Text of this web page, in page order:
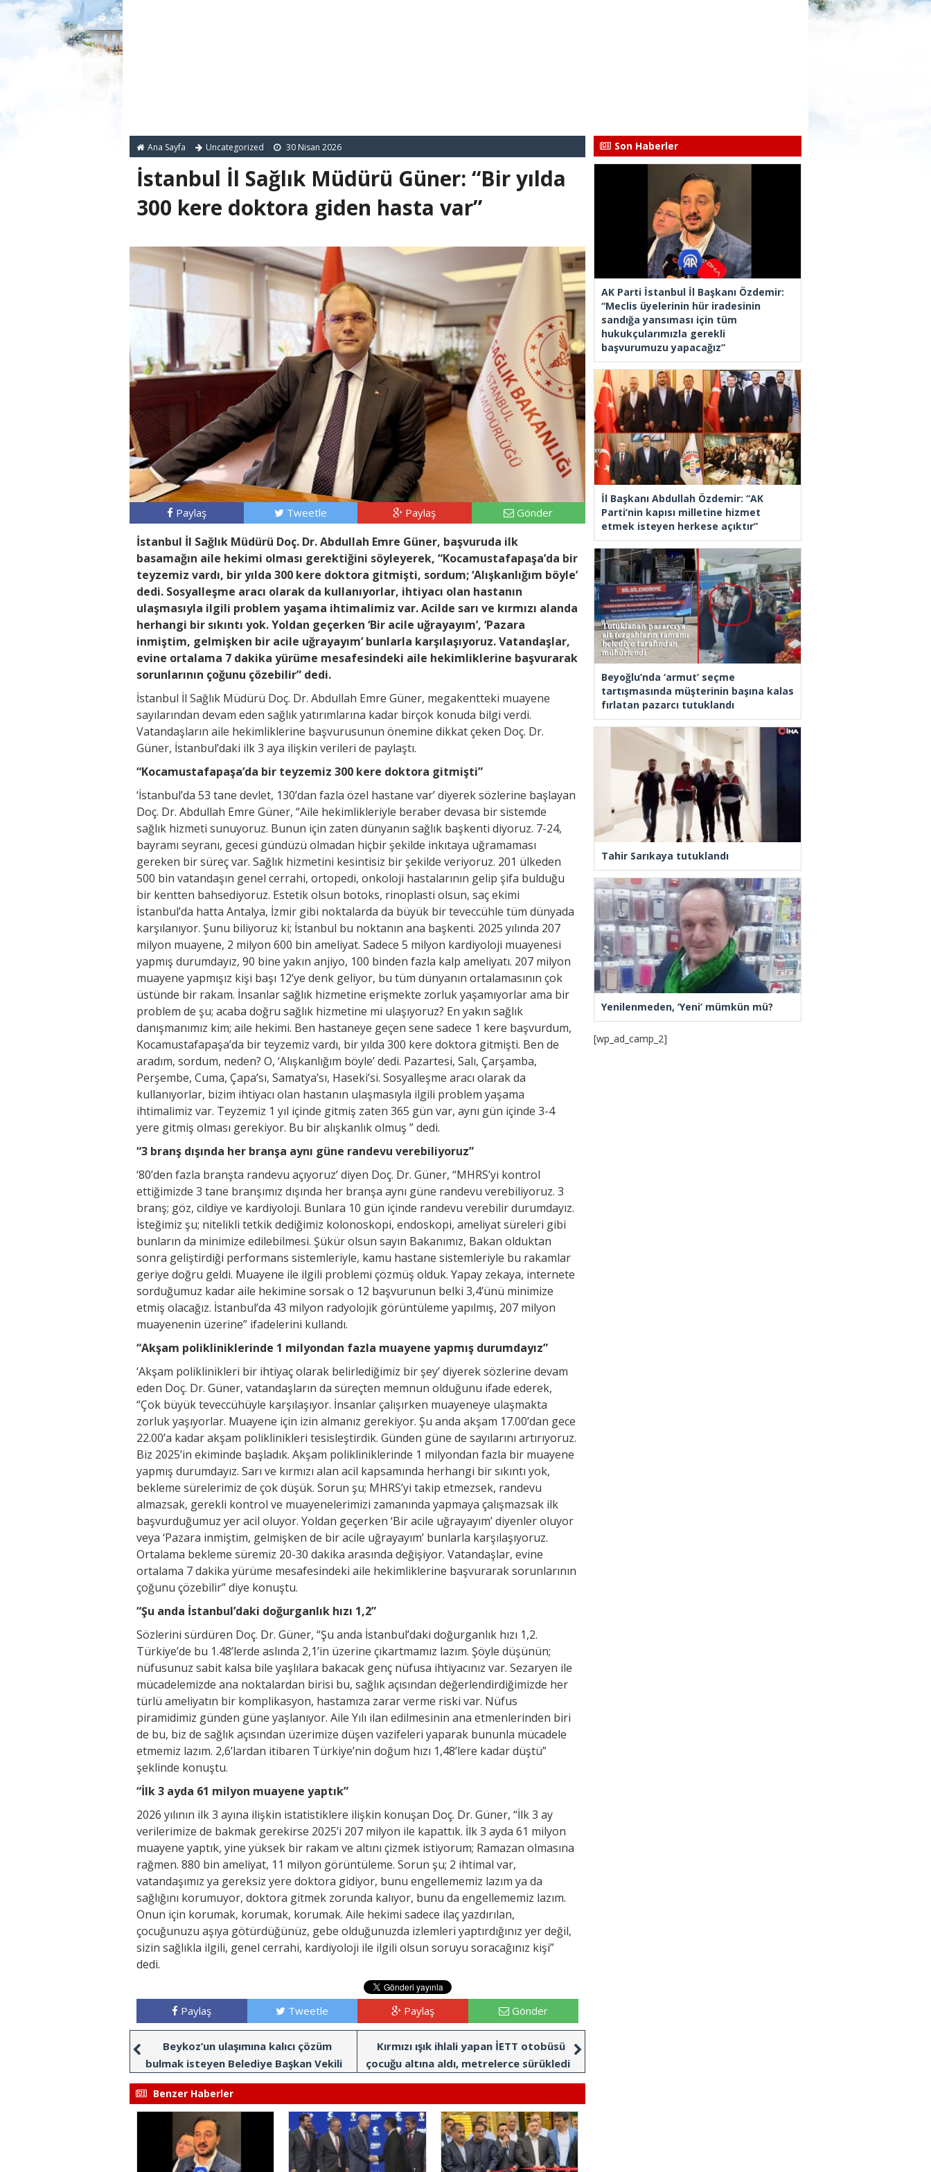
Ana Sayfa Uncategorized 30 Nisan 2026
İstanbul İl Sağlık Müdürü Güner: “Bir yılda
300 kere doktora giden hasta var”
Paylaş Tweetle Paylaş Gönder
İstanbul İl Sağlık Müdürü Doç. Dr. Abdullah Emre Güner, başvuruda ilk
basamağın aile hekimi olması gerektiğini söyleyerek, “Kocamustafapaşa’da bir
teyzemiz vardı, bir yılda 300 kere doktora gitmişti, sordum; ‘Alışkanlığım böyle’
dedi. Sosyalleşme aracı olarak da kullanıyorlar, ihtiyacı olan hastanın
ulaşmasıyla ilgili problem yaşama ihtimalimiz var. Acilde sarı ve kırmızı alanda
herhangi bir sıkıntı yok. Yoldan geçerken ‘Bir acile uğrayayım’, ‘Pazara
inmiştim, gelmişken bir acile uğrayayım’ bunlarla karşılaşıyoruz. Vatandaşlar,
evine ortalama 7 dakika yürüme mesafesindeki aile hekimliklerine başvurarak
sorunlarının çoğunu çözebilir” dedi.
İstanbul İl Sağlık Müdürü Doç. Dr. Abdullah Emre Güner, megakentteki muayene
sayılarından devam eden sağlık yatırımlarına kadar birçok konuda bilgi verdi.
Vatandaşların aile hekimliklerine başvurusunun önemine dikkat çeken Doç. Dr.
Güner, İstanbul’daki ilk 3 aya ilişkin verileri de paylaştı.
“Kocamustafapaşa’da bir teyzemiz 300 kere doktora gitmişti”
‘İstanbul’da 53 tane devlet, 130’dan fazla özel hastane var’ diyerek sözlerine başlayan
Doç. Dr. Abdullah Emre Güner, “Aile hekimlikleriyle beraber devasa bir sistemde
sağlık hizmeti sunuyoruz. Bunun için zaten dünyanın sağlık başkenti diyoruz. 7-24,
bayramı seyranı, gecesi gündüzü olmadan hiçbir şekilde inkıtaya uğramaması
gereken bir süreç var. Sağlık hizmetini kesintisiz bir şekilde veriyoruz. 201 ülkeden
500 bin vatandaşın genel cerrahi, ortopedi, onkoloji hastalarının gelip şifa bulduğu
bir kentten bahsediyoruz. Estetik olsun botoks, rinoplasti olsun, saç ekimi
İstanbul’da hatta Antalya, İzmir gibi noktalarda da büyük bir teveccühle tüm dünyada
karşılanıyor. Şunu biliyoruz ki; İstanbul bu noktanın ana başkenti. 2025 yılında 207
milyon muayene, 2 milyon 600 bin ameliyat. Sadece 5 milyon kardiyoloji muayenesi
yapmış durumdayız, 90 bine yakın anjiyo, 100 binden fazla kalp ameliyatı. 207 milyon
muayene yapmışız kişi başı 12’ye denk geliyor, bu tüm dünyanın ortalamasının çok
üstünde bir rakam. İnsanlar sağlık hizmetine erişmekte zorluk yaşamıyorlar ama bir
problem de şu; acaba doğru sağlık hizmetine mi ulaşıyoruz? En yakın sağlık
danışmanımız kim; aile hekimi. Ben hastaneye geçen sene sadece 1 kere başvurdum,
Kocamustafapaşa’da bir teyzemiz vardı, bir yılda 300 kere doktora gitmişti. Ben de
aradım, sordum, neden? O, ‘Alışkanlığım böyle’ dedi. Pazartesi, Salı, Çarşamba,
Perşembe, Cuma, Çapa’sı, Samatya’sı, Haseki’si. Sosyalleşme aracı olarak da
kullanıyorlar, bizim ihtiyacı olan hastanın ulaşmasıyla ilgili problem yaşama
ihtimalimiz var. Teyzemiz 1 yıl içinde gitmiş zaten 365 gün var, aynı gün içinde 3-4
yere gitmiş olması gerekiyor. Bu bir alışkanlık olmuş ” dedi.
“3 branş dışında her branşa aynı güne randevu verebiliyoruz”
‘80’den fazla branşta randevu açıyoruz’ diyen Doç. Dr. Güner, “MHRS’yi kontrol
ettiğimizde 3 tane branşımız dışında her branşa aynı güne randevu verebiliyoruz. 3
branş; göz, cildiye ve kardiyoloji. Bunlara 10 gün içinde randevu verebilir durumdayız.
İsteğimiz şu; nitelikli tetkik dediğimiz kolonoskopi, endoskopi, ameliyat süreleri gibi
bunların da minimize edilebilmesi. Şükür olsun sayın Bakanımız, Bakan olduktan
sonra geliştirdiği performans sistemleriyle, kamu hastane sistemleriyle bu rakamlar
geriye doğru geldi. Muayene ile ilgili problemi çözmüş olduk. Yapay zekaya, internete
sorduğumuz kadar aile hekimine sorsak o 12 başvurunun belki 3,4’ünü minimize
etmiş olacağız. İstanbul’da 43 milyon radyolojik görüntüleme yapılmış, 207 milyon
muayenenin üzerine” ifadelerini kullandı.
“Akşam polikliniklerinde 1 milyondan fazla muayene yapmış durumdayız”
‘Akşam poliklinikleri bir ihtiyaç olarak belirlediğimiz bir şey’ diyerek sözlerine devam
eden Doç. Dr. Güner, vatandaşların da süreçten memnun olduğunu ifade ederek,
“Çok büyük teveccühüyle karşılaşıyor. İnsanlar çalışırken muayeneye ulaşmakta
zorluk yaşıyorlar. Muayene için izin almanız gerekiyor. Şu anda akşam 17.00’dan gece
22.00’a kadar akşam poliklinikleri tesisleştirdik. Günden güne de sayılarını artırıyoruz.
Biz 2025’in ekiminde başladık. Akşam polikliniklerinde 1 milyondan fazla bir muayene
yapmış durumdayız. Sarı ve kırmızı alan acil kapsamında herhangi bir sıkıntı yok,
bekleme sürelerimiz de çok düşük. Sorun şu; MHRS’yi takip etmezsek, randevu
almazsak, gerekli kontrol ve muayenelerimizi zamanında yapmaya çalışmazsak ilk
başvurduğumuz yer acil oluyor. Yoldan geçerken ‘Bir acile uğrayayım’ diyenler oluyor
veya ‘Pazara inmiştim, gelmişken de bir acile uğrayayım’ bunlarla karşılaşıyoruz.
Ortalama bekleme süremiz 20-30 dakika arasında değişiyor. Vatandaşlar, evine
ortalama 7 dakika yürüme mesafesindeki aile hekimliklerine başvurarak sorunlarının
çoğunu çözebilir” diye konuştu.
“Şu anda İstanbul’daki doğurganlık hızı 1,2”
Sözlerini sürdüren Doç. Dr. Güner, “Şu anda İstanbul’daki doğurganlık hızı 1,2.
Türkiye’de bu 1.48’lerde aslında 2,1’in üzerine çıkartmamız lazım. Şöyle düşünün;
nüfusunuz sabit kalsa bile yaşlılara bakacak genç nüfusa ihtiyacınız var. Sezaryen ile
mücadelemizde ana noktalardan birisi bu, sağlık açısından değerlendirdiğimizde her
türlü ameliyatın bir komplikasyon, hastamıza zarar verme riski var. Nüfus
piramidimiz günden güne yaşlanıyor. Aile Yılı ilan edilmesinin ana etmenlerinden biri
de bu, biz de sağlık açısından üzerimize düşen vazifeleri yaparak bununla mücadele
etmemiz lazım. 2,6’lardan itibaren Türkiye’nin doğum hızı 1,48’lere kadar düştü”
şeklinde konuştu.
“İlk 3 ayda 61 milyon muayene yaptık”
2026 yılının ilk 3 ayına ilişkin istatistiklere ilişkin konuşan Doç. Dr. Güner, “İlk 3 ay
verilerimize de bakmak gerekirse 2025’i 207 milyon ile kapattık. İlk 3 ayda 61 milyon
muayene yaptık, yine yüksek bir rakam ve altını çizmek istiyorum; Ramazan olmasına
rağmen. 880 bin ameliyat, 11 milyon görüntüleme. Sorun şu; 2 ihtimal var,
vatandaşımız ya gereksiz yere doktora gidiyor, bunu engellememiz lazım ya da
sağlığını korumuyor, doktora gitmek zorunda kalıyor, bunu da engellememiz lazım.
Onun için korumak, korumak, korumak. Aile hekimi sadece ilaç yazdırılan,
çocuğunuzu aşıya götürdüğünüz, gebe olduğunuzda izlemleri yaptırdığınız yer değil,
sizin sağlıkla ilgili, genel cerrahi, kardiyoloji ile ilgili olsun soruyu soracağınız kişi”
dedi.
Paylaş Tweetle Paylaş Gönder
Beykoz’un ulaşımına kalıcı çözüm
bulmak isteyen Belediye Başkan Vekili
Gürzel’den Karayollarına ziyaret
Kırmızı ışık ihlali yapan İETT otobüsü
çocuğu altına aldı, metrelerce sürükledi
Benzer Haberler
Son Haberler
AK Parti İstanbul İl Başkanı Özdemir:
“Meclis üyelerinin hür iradesinin
sandığa yansıması için tüm
hukukçularımızla gerekli
başvurumuzu yapacağız”
İl Başkanı Abdullah Özdemir: “AK
Parti’nin kapısı milletine hizmet
etmek isteyen herkese açıktır”
Beyoğlu’nda ‘armut’ seçme
tartışmasında müşterinin başına kalas
fırlatan pazarcı tutuklandı
Tahir Sarıkaya tutuklandı
Yenilenmeden, ‘Yeni’ mümkün mü?
[wp_ad_camp_2]